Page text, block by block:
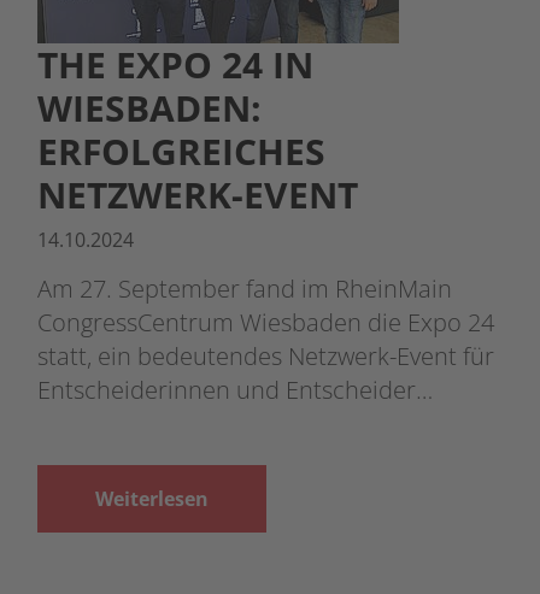
THE EXPO 24 IN
WIESBADEN:
ERFOLGREICHES
NETZWERK-EVENT
14.10.2024
Am 27. September fand im RheinMain
CongressCentrum Wiesbaden die Expo 24
statt, ein bedeutendes Netzwerk-Event für
Entscheiderinnen und Entscheider…
Weiterlesen